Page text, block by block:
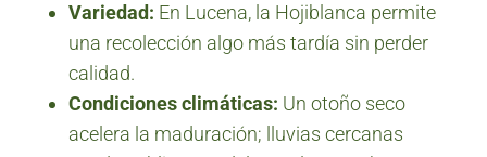
Variedad: En Lucena, la Hojiblanca permite
una recolección algo más tardía sin perder
calidad.
Condiciones climáticas: Un otoño seco
acelera la maduración; lluvias cercanas